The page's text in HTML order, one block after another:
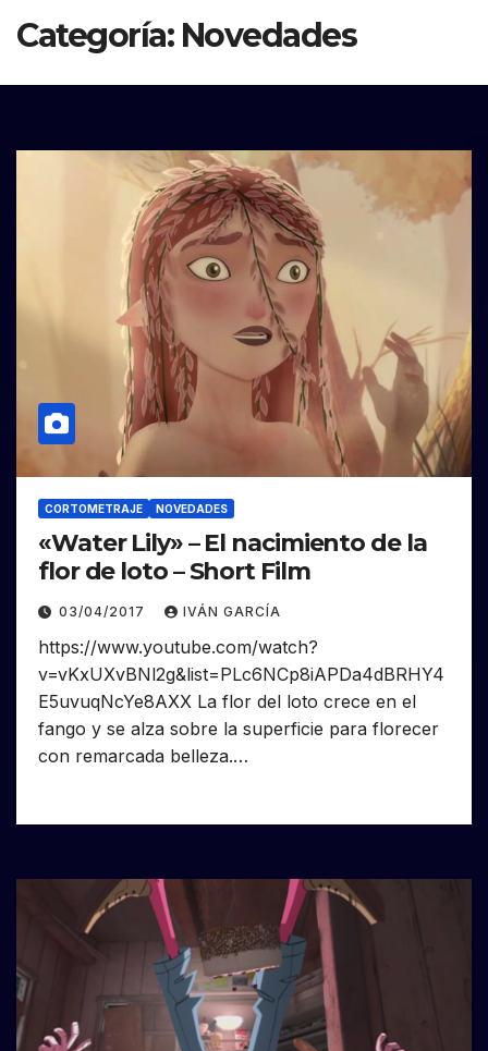
Categoría: Novedades
CORTOMETRAJE NOVEDADES
«Water Lily» – El nacimiento de la
flor de loto – Short Film
03/04/2017 IVÁN GARCÍA
https://www.youtube.com/watch?
v=vKxUXvBNl2g&list=PLc6NCp8iAPDa4dBRHY4
E5uvuqNcYe8AXX La flor del loto crece en el
fango y se alza sobre la superficie para florecer
con remarcada belleza.…